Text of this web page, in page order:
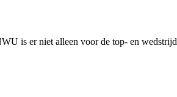
is er niet alleen voor de top- en